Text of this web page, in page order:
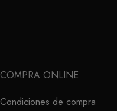
COMPRA ONLINE
Condiciones de compra
funcionalidad
inicio de sesión del
correctamente sin
necesarias.